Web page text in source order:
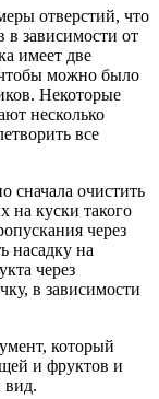
отверстий, что
в зависимости от
имеет две
можно было
Некоторые
несколько
все
сначала очистить
на куски такого
через
насадку на
через
в зависимости
который
и фруктов и
вид.